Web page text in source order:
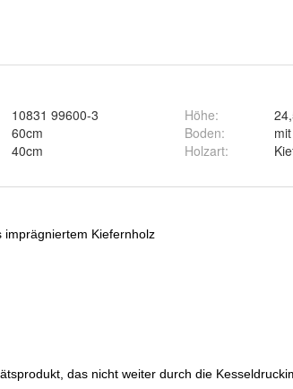
10831 99600-3
60cm
40cm
Höhe:
Boden:
Holzart: